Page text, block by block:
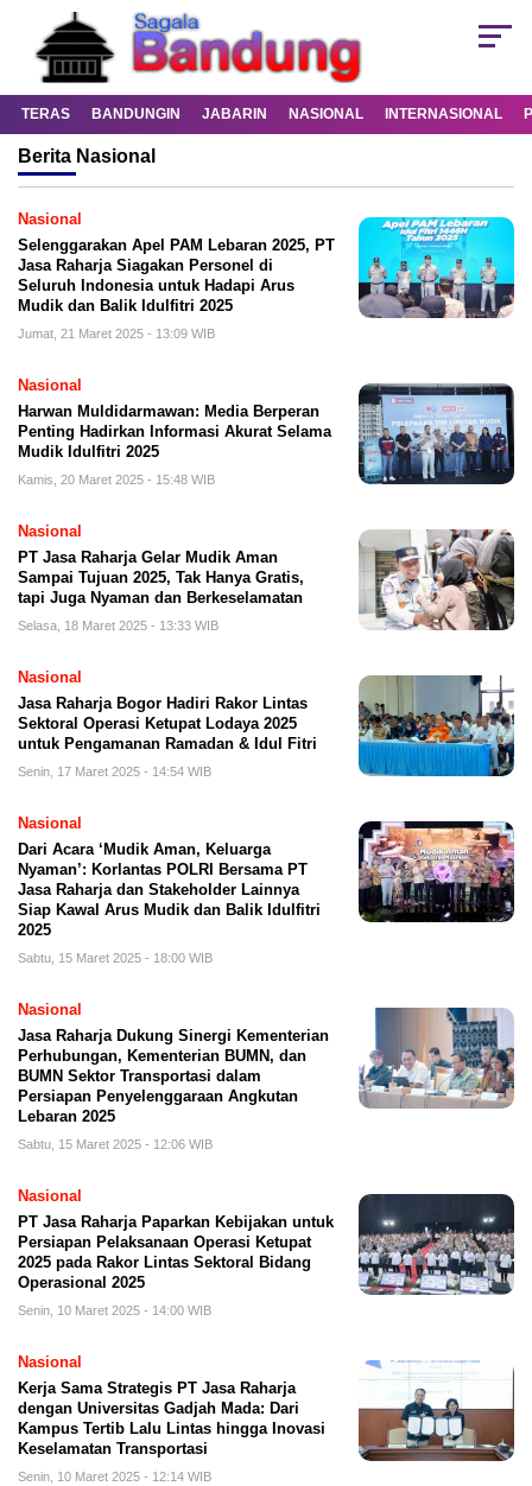
TERAS BANDUNGIN JABARIN NASIONAL INTERNASIONAL
Berita Nasional
Nasional
Selenggarakan Apel PAM Lebaran 2025, PT
Jasa Raharja Siagakan Personel di
Seluruh Indonesia untuk Hadapi Arus
Mudik dan Balik Idulfitri 2025
Jumat, 21 Maret 2025 - 13:09 WIB
Nasional
Harwan Muldidarmawan: Media Berperan
Penting Hadirkan Informasi Akurat Selama
Mudik Idulfitri 2025
Kamis, 20 Maret 2025 - 15:48 WIB
Nasional
PT Jasa Raharja Gelar Mudik Aman
Sampai Tujuan 2025, Tak Hanya Gratis,
tapi Juga Nyaman dan Berkeselamatan
Selasa, 18 Maret 2025 - 13:33 WIB
Nasional
Jasa Raharja Bogor Hadiri Rakor Lintas
Sektoral Operasi Ketupat Lodaya 2025
untuk Pengamanan Ramadan & Idul Fitri
Senin, 17 Maret 2025 - 14:54 WIB
Nasional
Dari Acara ‘Mudik Aman, Keluarga
Nyaman’: Korlantas POLRI Bersama PT
Jasa Raharja dan Stakeholder Lainnya
Siap Kawal Arus Mudik dan Balik Idulfitri
2025
Sabtu, 15 Maret 2025 - 18:00 WIB
Nasional
Jasa Raharja Dukung Sinergi Kementerian
Perhubungan, Kementerian BUMN, dan
BUMN Sektor Transportasi dalam
Persiapan Penyelenggaraan Angkutan
Lebaran 2025
Sabtu, 15 Maret 2025 - 12:06 WIB
Nasional
PT Jasa Raharja Paparkan Kebijakan untuk
Persiapan Pelaksanaan Operasi Ketupat
2025 pada Rakor Lintas Sektoral Bidang
Operasional 2025
Senin, 10 Maret 2025 - 14:00 WIB
Nasional
Kerja Sama Strategis PT Jasa Raharja
dengan Universitas Gadjah Mada: Dari
Kampus Tertib Lalu Lintas hingga Inovasi
Keselamatan Transportasi
Senin, 10 Maret 2025 - 12:14 WIB